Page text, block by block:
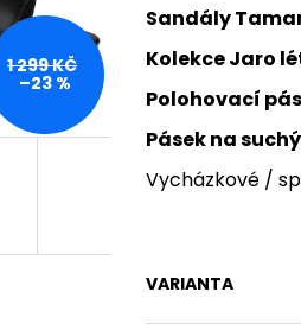
Sandály
Kolekce Jaro
Polohovací
Pásek na
Vycházkové /
VARIANTA
1 299 KČ
–23 %
DÁMSKÉ CELOKOŽENÉ
SUCHÝ ZIP DR. BRINKMANN
Původně: